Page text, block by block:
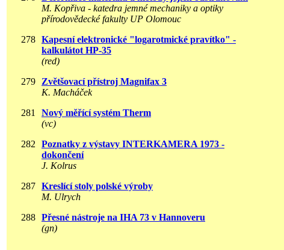
M. Kopřiva - katedra jemné mechaniky a optiky
přírodovědecké fakulty UP Olomouc
278 Kapesní elektronické "logarotmické pravítko" -
kalkulátot HP-35
(red)
279
Zvětšovací přístroj Magnifax 3
K. Macháček
281
Nový měřící systém Therm
(vc)
282
Poznatky z výstavy INTERKAMERA 1973 -
dokončení
J. Kolrus
287 Kreslící stoly polské výroby
M. Ulrych
288 Přesné nástroje na IHA 73 v Hannoveru
(gn)